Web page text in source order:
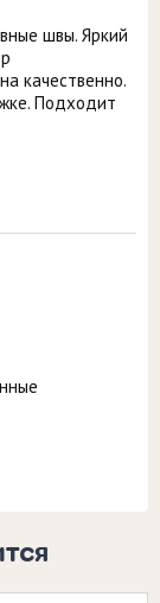
швы. Яркий
качественно.
Подходит